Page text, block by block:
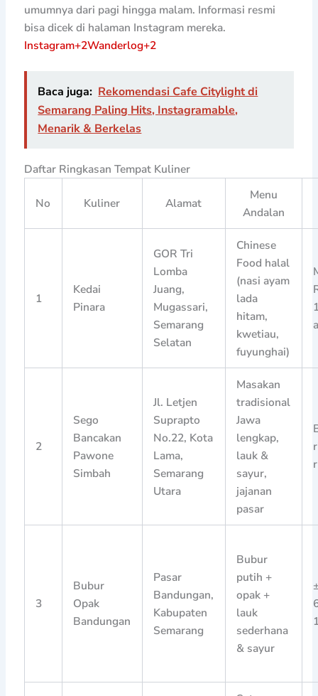
umumnya dari pagi hingga malam. Informasi resmi
bisa dicek di halaman Instagram mereka.
Instagram+2Wanderlog+2
Baca juga: Rekomendasi Cafe Citylight di
Semarang Paling Hits, Instagramable,
Menarik & Berkelas
Daftar Ringkasan Tempat Kuliner
No Kuliner Alamat
Menu
Andalan
1
Kedai
Pinara
GOR Tri
Lomba
Juang,
Mugassari,
Semarang
Selatan
Chinese
Food halal
(nasi ayam
lada
hitam,
kwetiau,
fuyunghai)
2
Sego
Bancakan
Pawone
Simbah
Jl. Letjen
Suprapto
No.22, Kota
Lama,
Semarang
Utara
Masakan
tradisional
Jawa
lengkap,
lauk &
sayur,
jajanan
pasar
3
Bubur
Opak
Bandungan
Pasar
Bandungan,
Kabupaten
Semarang
Bubur
putih +
opak +
lauk
sederhana
& sayur